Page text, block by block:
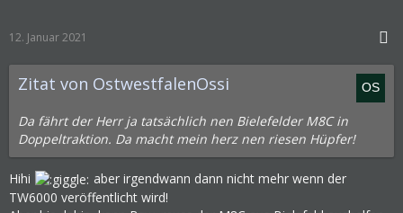
12. Januar 2021
Zitat von OstwestfalenOssi
Da fährt der Herr ja tatsächlich nen Bielefelder M8C in
Doppeltraktion. Da macht mein herz nen riesen Hüpfer!
Hihi
aber irgendwann dann nicht mehr wenn der
TW6000 veröffentlicht wird!